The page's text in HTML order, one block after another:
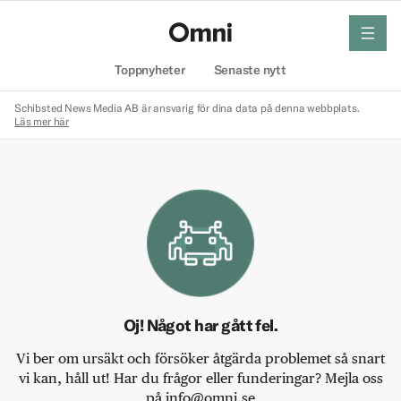
Toppnyheter Senaste nytt
meny
Schibsted News Media AB är ansvarig för dina data på denna webbplats.
Läs mer här
Oj! Något har gått fel.
Vi ber om ursäkt och försöker åtgärda problemet så snart
vi kan, håll ut! Har du frågor eller funderingar? Mejla oss